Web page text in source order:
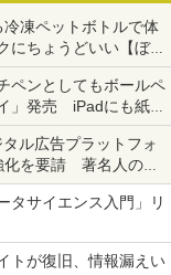
凍ペットボトルで体
にちょうどいい【ぼっ
なにしてる？】
ペンとしてもボールペ
」発売 iPadにも紙に
ル広告プラットフォ
化を要請 著名人の写
して
タサイエンス入門」リ
トが復旧、情報漏えい